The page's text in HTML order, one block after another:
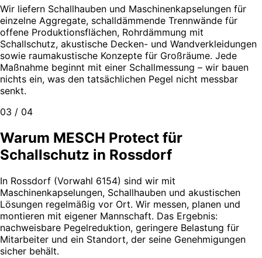
Wir liefern Schallhauben und Maschinenkapselungen für
einzelne Aggregate, schalldämmende Trennwände für
offene Produktionsflächen, Rohrdämmung mit
Schallschutz, akustische Decken- und Wandverkleidungen
sowie raumakustische Konzepte für Großräume. Jede
Maßnahme beginnt mit einer Schallmessung – wir bauen
nichts ein, was den tatsächlichen Pegel nicht messbar
senkt.
03 / 04
Warum MESCH Protect für
Schallschutz in Rossdorf
In Rossdorf (Vorwahl 6154) sind wir mit
Maschinenkapselungen, Schallhauben und akustischen
Lösungen regelmäßig vor Ort. Wir messen, planen und
montieren mit eigener Mannschaft. Das Ergebnis:
nachweisbare Pegelreduktion, geringere Belastung für
Mitarbeiter und ein Standort, der seine Genehmigungen
sicher behält.